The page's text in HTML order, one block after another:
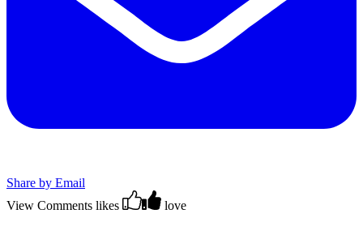
Share by Email
View Comments likes love